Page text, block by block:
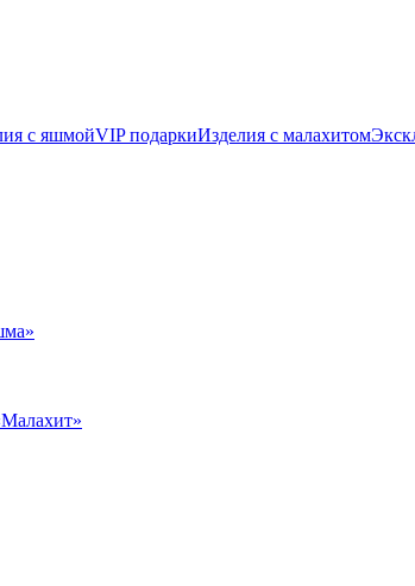
с яшмойVIP подаркиИзделия с малахитом